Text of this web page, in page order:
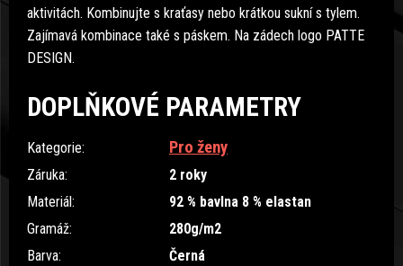
aktivitách. Kombinujte s kraťasy nebo krátkou sukní s tylem.
Zajímavá kombinace také s páskem. Na zádech logo PATTE
DESIGN.
DOPLŇKOVÉ PARAMETRY
Kategorie: Pro ženy
Záruka:
2 roky
Materiál:
92 % bavlna 8 % elastan
Gramáž:
280g/m2
Barva:
Černá